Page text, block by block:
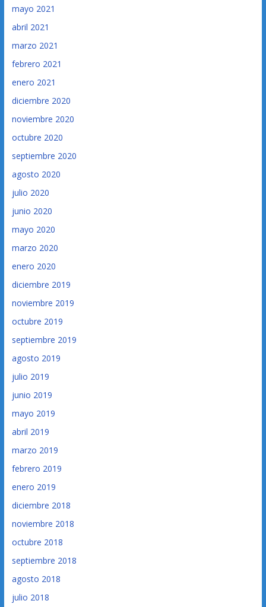
mayo 2021
abril 2021
marzo 2021
febrero 2021
enero 2021
diciembre 2020
noviembre 2020
octubre 2020
septiembre 2020
agosto 2020
julio 2020
junio 2020
mayo 2020
marzo 2020
enero 2020
diciembre 2019
noviembre 2019
octubre 2019
septiembre 2019
agosto 2019
julio 2019
junio 2019
mayo 2019
abril 2019
marzo 2019
febrero 2019
enero 2019
diciembre 2018
noviembre 2018
octubre 2018
septiembre 2018
agosto 2018
julio 2018